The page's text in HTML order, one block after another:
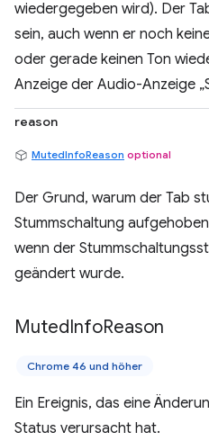
wiedergegeben wird). Der
sein, auch wenn er noch
oder gerade keinen Ton
Anzeige der Audio-Anzeige
reason
MutedInfoReason optional
Der Grund, warum der Tab
Stummschaltung
wenn der
geändert wurde.
MutedInfoReason
Chrome 46 und höher
Ein Ereignis, das eine
Status verursacht hat.